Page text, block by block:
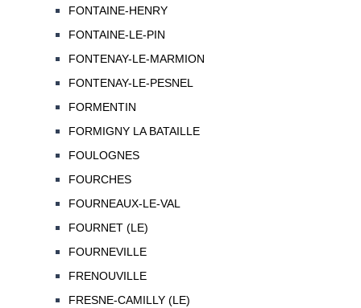
FONTAINE-HENRY
FONTAINE-LE-PIN
FONTENAY-LE-MARMION
FONTENAY-LE-PESNEL
FORMENTIN
FORMIGNY LA BATAILLE
FOULOGNES
FOURCHES
FOURNEAUX-LE-VAL
FOURNET (LE)
FOURNEVILLE
FRENOUVILLE
FRESNE-CAMILLY (LE)